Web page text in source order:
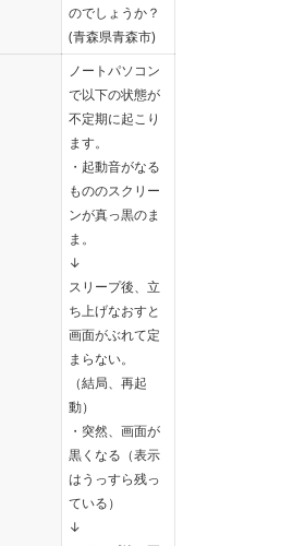
のでしょうか？
(青森県青森市)
ノートパソコン
で以下の状態が
不定期に起こり
ます。
・起動音がなる
もののスクリー
ンが真っ黒のま
ま。
↓
スリープ後、立
ち上げなおすと
画面がぶれて定
まらない。
（結局、再起
動）
・突然、画面が
黒くなる（表示
はうっすら残っ
ている）
↓